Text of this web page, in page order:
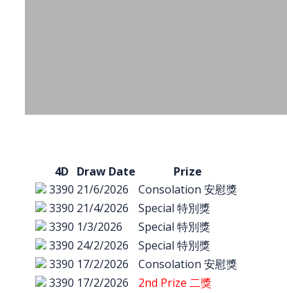
4D Draw Date
Prize
3390 21/6/2026
Consolation 安慰獎
3390 21/4/2026
Special 特別獎
3390 1/3/2026
Special 特別獎
3390 24/2/2026
Special 特別獎
3390 17/2/2026
Consolation 安慰獎
3390 17/2/2026
2nd Prize 二獎